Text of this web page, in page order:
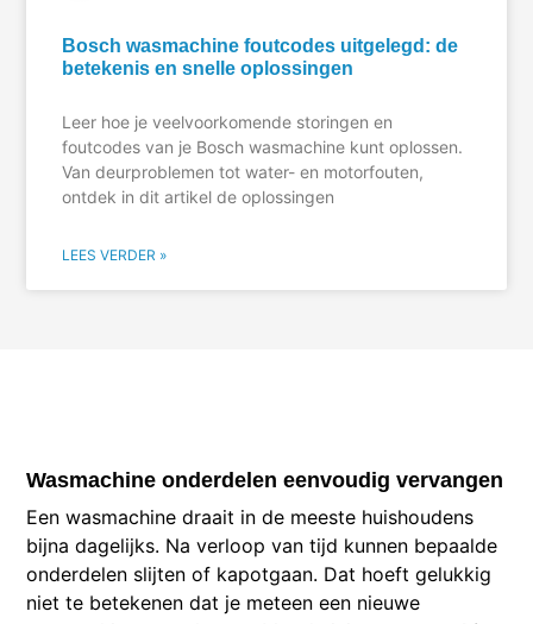
Bosch wasmachine foutcodes uitgelegd: de
betekenis en snelle oplossingen
Leer hoe je veelvoorkomende storingen en
foutcodes van je Bosch wasmachine kunt oplossen.
Van deurproblemen tot water- en motorfouten,
ontdek in dit artikel de oplossingen
LEES VERDER »
Wasmachine onderdelen eenvoudig vervangen
Een wasmachine draait in de meeste huishoudens
bijna dagelijks. Na verloop van tijd kunnen bepaalde
onderdelen slijten of kapotgaan. Dat hoeft gelukkig
niet te betekenen dat je meteen een nieuwe